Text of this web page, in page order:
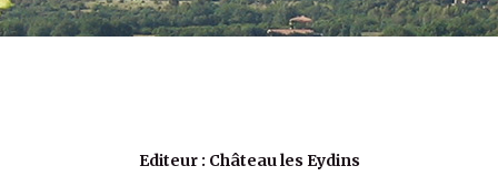
Editeur : Château les Eydins